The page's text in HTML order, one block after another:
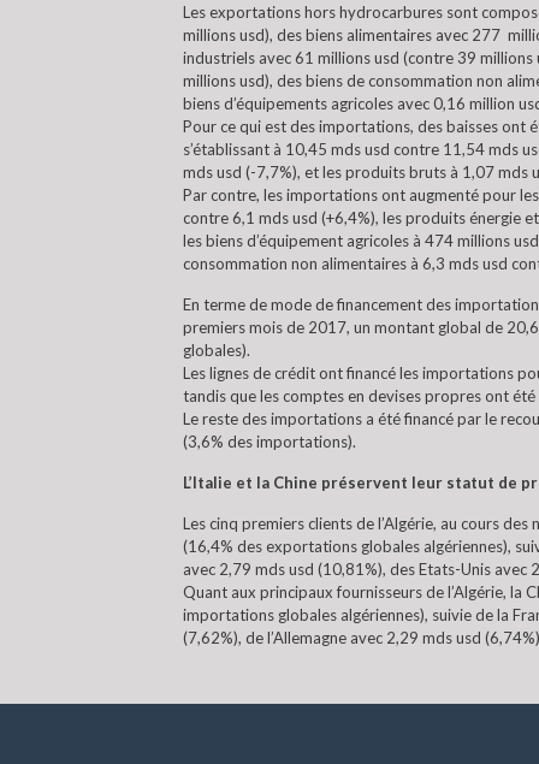
Les exportations hors hydrocarbures sont
millions usd), des biens alimentaires avec 277
industriels avec 61 millions usd (contre 39
millions usd), des biens de consommation non
biens d’équipements agricoles avec 0,16 million
Pour ce qui est des importations, des baisses ont
s’établissant à 10,45 mds usd contre 11,54 mds
mds usd (-7,7%), et les produits bruts à 1,07 mds
Par contre, les importations ont augmenté pour
contre 6,1 mds usd (+6,4%), les produits énergie
les biens d’équipement agricoles à 474 millions
consommation non alimentaires à 6,3 mds usd
En terme de mode de financement des
premiers mois de 2017, un montant global de
globales).
Les lignes de crédit ont financé les importations
tandis que les comptes en devises propres ont
Le reste des importations a été financé par le
(3,6% des importations).
L’Italie et la Chine préservent leur statut de
Les cinq premiers clients de l’Algérie, au cours
(16,4% des exportations globales algériennes),
avec 2,79 mds usd (10,81%), des Etats-Unis avec
Quant aux principaux fournisseurs de l’Algérie, la
importations globales algériennes), suivie de la
(7,62%), de l’Allemagne avec 2,29 mds usd